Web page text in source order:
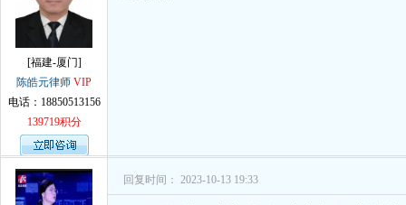
[福建-厦门]
陈皓元律师 VIP
电话：18850513156
139719积分
回复时间： 2023-10-13 19:33